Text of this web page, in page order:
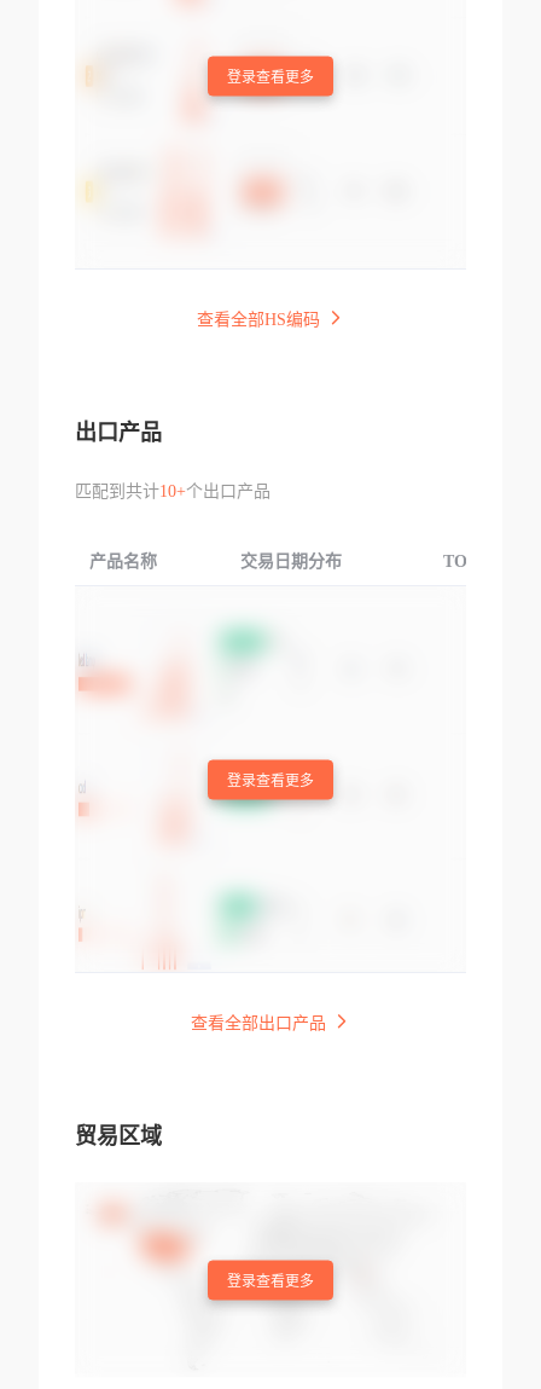
登录查看更多
查看全部HS编码
出口产品
匹配到共计10+个出口产品
产品名称 交易日期分布 TOP3交易国
登录查看更多
查看全部出口产品
贸易区域
登录查看更多